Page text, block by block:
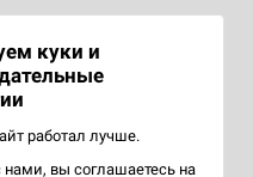
куки и
работал лучше.
нами, вы соглашаетесь на